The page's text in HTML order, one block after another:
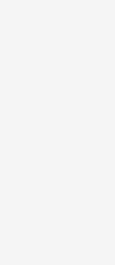
RES
nebo 180201
na Listu č.3, v
oprávněnou
mobilního
na Listu č. 4 /
určené ke